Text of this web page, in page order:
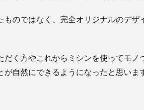
のではなく、完全オリジナルのデザ
く方やこれからミシンを使ってモノ
自然にできるようになったと思いま